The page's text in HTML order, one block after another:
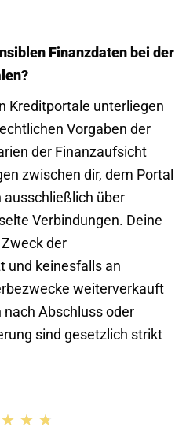
Finanzdaten bei der
Kreditportale unterliegen
Vorgaben der
der Finanzaufsicht
zwischen dir, dem Portal
ausschließlich über
Verbindungen. Deine
der
und keinesfalls an
weiterverkauft
Abschluss oder
sind gesetzlich strikt